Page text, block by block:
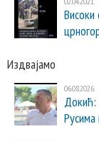
Издвајамо
06.08.2026.
Докић:
Русима